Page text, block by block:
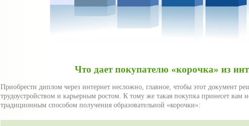
Что дает покупателю «корочка» из
Приобрести диплом через интернет несложно, главное, чтобы этот документ
трудоустройством и карьерным ростом. К тому же такая покупка принесет вам
традиционным способом получения образовательной «корочки»: